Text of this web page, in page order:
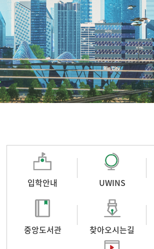
입학안내 UWINS
중앙도서관 찾아오시는길